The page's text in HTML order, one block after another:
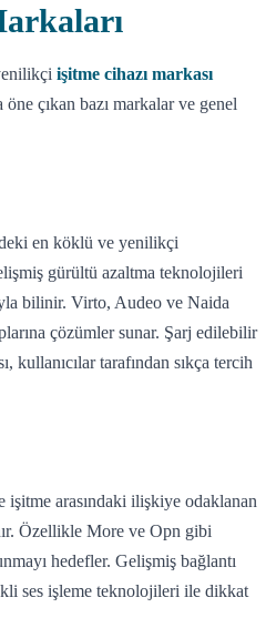
işitme cihazı markası
çıkan bazı markalar ve genel
en köklü ve yenilikçi
gürültü azaltma teknolojileri
bilinir. Virto, Audeo ve Naida
çözümler sunar. Şarj edilebilir
kullanıcılar tarafından sıkça tercih
arasındaki ilişkiye odaklanan
Özellikle More ve Opn gibi
hedefler. Gelişmiş bağlantı
ses işleme teknolojileri ile dikkat